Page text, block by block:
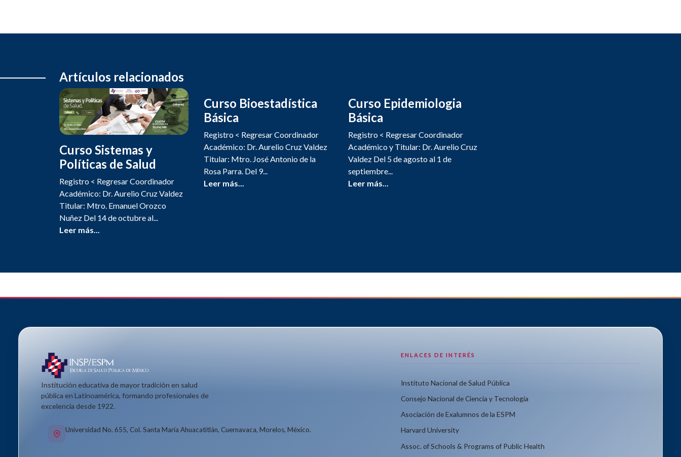
Artículos relacionados
Curso Sistemas y
Políticas de Salud
Registro < Regresar Coordinador
Académico: Dr. Aurelio Cruz Valdez
Titular: Mtro. Emanuel Orozco
Nuñez Del 14 de octubre al...
Leer más...
Curso Bioestadística
Básica
Registro < Regresar Coordinador
Académico: Dr. Aurelio Cruz Valdez
Titular: Mtro. José Antonio de la
Rosa Parra. Del 9...
Leer más...
Curso Epidemiologia
Básica
Registro < Regresar Coordinador
Académico y Titular: Dr. Aurelio Cruz
Valdez Del 5 de agosto al 1 de
septiembre...
Leer más...
Institución educativa de mayor tradición en salud
pública en Latinoamérica, formando profesionales de
excelencia desde 1922.
Universidad No. 655, Col. Santa María Ahuacatitlán, Cuernavaca, Morelos, México.
ENLACES DE INTERÉS
Instituto Nacional de Salud Pública
Consejo Nacional de Ciencia y Tecnología
Asociación de Exalumnos de la ESPM
Harvard University
Assoc. of Schools & Programs of Public Health